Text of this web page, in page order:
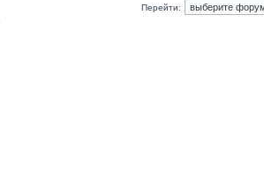
Перейти: